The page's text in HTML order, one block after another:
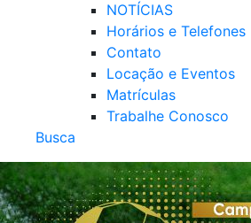
NOTÍCIAS
Horários e Telefones
Contato
Locação e Eventos
Matrículas
Trabalhe Conosco
Busca